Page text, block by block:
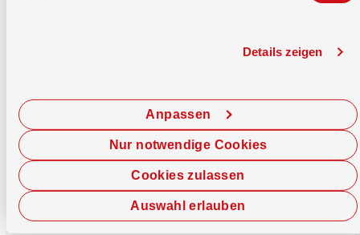
Details zeigen
Cookies zulassen
Anpassen
Auswahl erlauben
Nur notwendige Cookies
Jetzt chatten